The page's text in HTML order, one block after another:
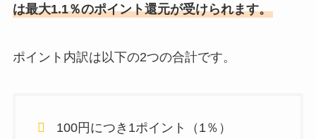
は最大1.1％のポイント還元が受けられます。
ポイント内訳は以下の2つの合計です。
100円につき1ポイント（1％）